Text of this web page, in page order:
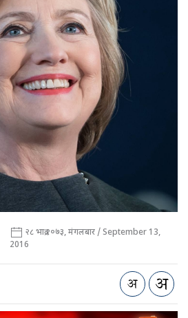
२८ भाद्र २०७३, मंगलबार / September 13,
2016